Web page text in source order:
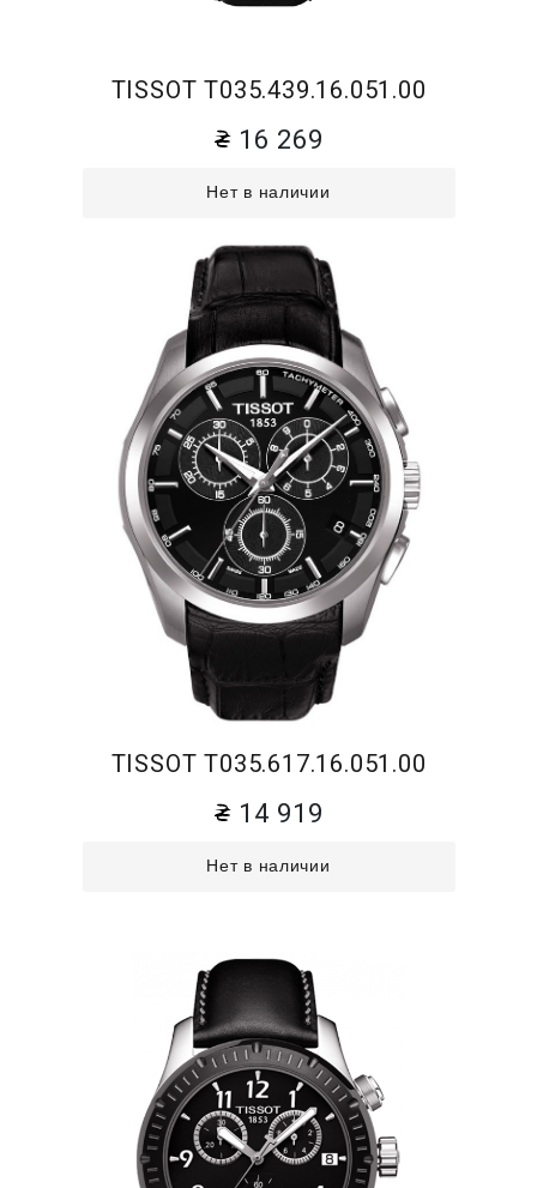
TISSOT T035.439.16.051.00
16 269
Нет в наличии
TISSOT T035.617.16.051.00
14 919
Нет в наличии